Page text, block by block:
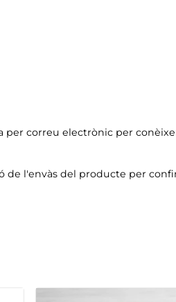
per correu electrònic per
de l'envàs del producte per